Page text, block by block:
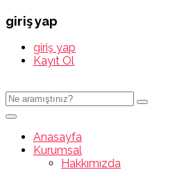
giriş yap
giriş yap
Kayıt Ol
Anasayfa
Kurumsal
Hakkımızda